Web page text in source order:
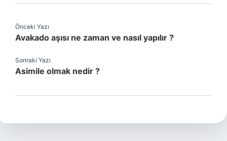
Önceki Yazı
Avakado aşısı ne zaman ve nasıl yapılır ?
Sonraki Yazı
Asimile olmak nedir ?